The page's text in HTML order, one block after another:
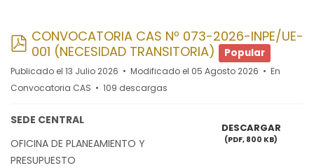
pdf
CONVOCATORIA CAS Nº 073-2026-INPE/UE-
001 (NECESIDAD TRANSITORIA)
Popular
Publicado el 13 Julio 2026 Modificado el 05 Agosto 2026
En
Convocatoria CAS
109 descargas
DESCARGAR
(PDF, 800 KB)
SEDE CENTRAL
OFICINA DE PLANEAMIENTO Y
PRESUPUESTO